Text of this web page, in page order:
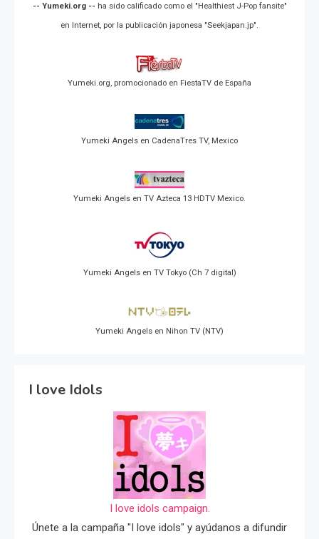
-- Yumeki.org -- ha sido calificado como el "Healthiest J-Pop fansite"
en Internet, por la publicación japonesa "Seekjapan.jp".
Yumeki.org, promocionado en FiestaTV de España
Yumeki Angels en CadenaTres TV, Mexico
Yumeki Angels en TV Azteca 13 HDTV Mexico.
Yumeki Angels en TV Tokyo (Ch 7 digital)
Yumeki Angels en Nihon TV (NTV)
I love Idols
I love idols campaign.
Únete a la campaña "I love idols" y ayúdanos a difundir